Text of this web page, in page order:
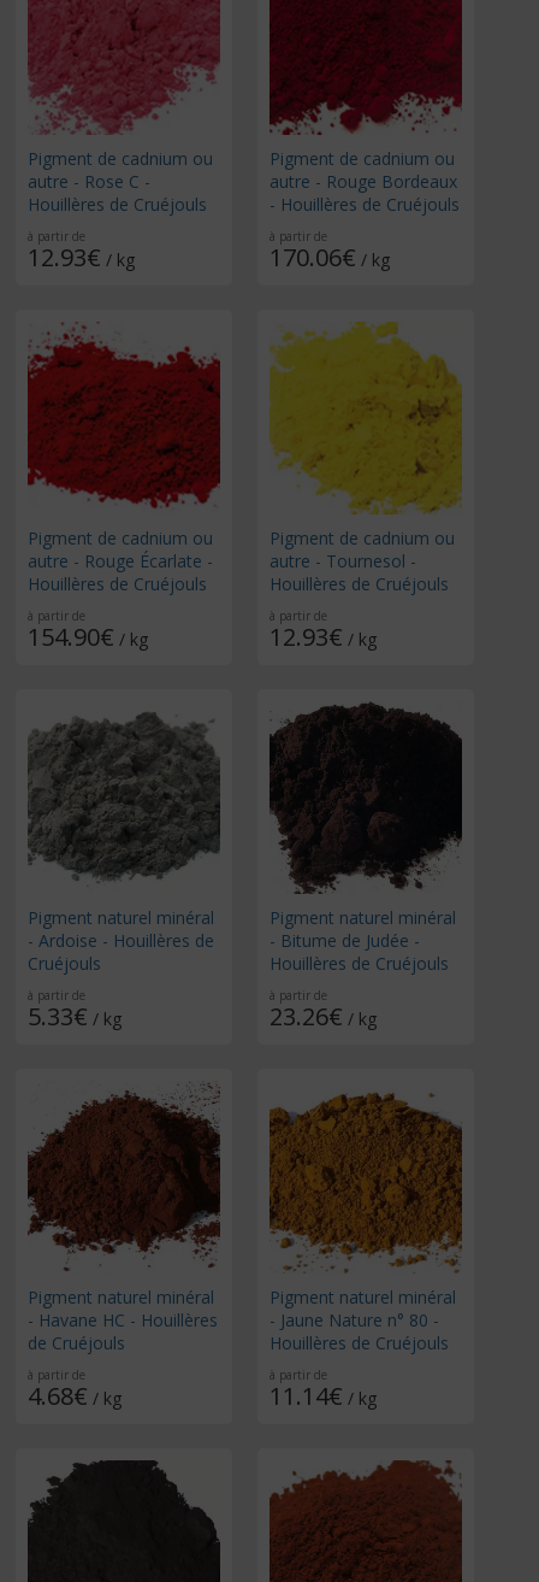
Pigment de cadnium ou
autre - Rose C -
Houillères de Cruéjouls
à partir de
12.93€ / kg
Pigment de cadnium ou
autre - Rouge Bordeaux
- Houillères de Cruéjouls
à partir de
170.06€ / kg
Pigment de cadnium ou
autre - Rouge Écarlate -
Houillères de Cruéjouls
à partir de
154.90€ / kg
Pigment de cadnium ou
autre - Tournesol -
Houillères de Cruéjouls
à partir de
12.93€ / kg
Pigment naturel minéral
- Ardoise - Houillères de
Cruéjouls
à partir de
5.33€ / kg
Pigment naturel minéral
- Bitume de Judée -
Houillères de Cruéjouls
à partir de
23.26€ / kg
Pigment naturel minéral
- Havane HC - Houillères
de Cruéjouls
à partir de
4.68€ / kg
Pigment naturel minéral
- Jaune Nature n° 80 -
Houillères de Cruéjouls
à partir de
11.14€ / kg